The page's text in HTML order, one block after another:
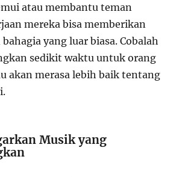
atau membantu teman
mereka bisa memberikan
bahagia yang luar biasa. Cobalah
sedikit waktu untuk orang
akan merasa lebih baik tentang
Musik yang